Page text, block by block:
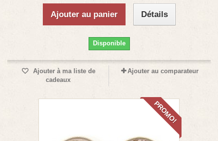
Ajouter au panier Détails
Disponible
Ajouter à ma liste de
cadeaux
Ajouter au comparateur
PROMO!